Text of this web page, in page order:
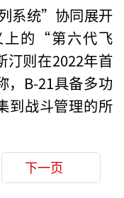
系统”协同展开
上的“第六代飞
则在2022年首
，B-21具备多功
到战斗管理的所
下一页